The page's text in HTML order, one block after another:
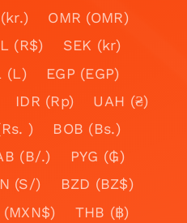
OMR (OMR)
(R$)
SEK (kr)
(L)
EGP (EGP)
IDR (Rp)
UAH (₴)
)
BOB (Bs.)
(B/.)
PYG (₲)
(S/)
BZD (BZ$)
(MXN$)
THB (฿)